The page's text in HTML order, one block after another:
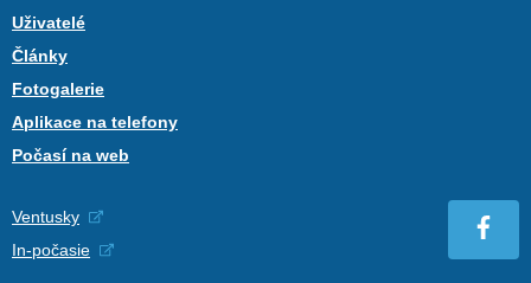
Uživatelé
Články
Fotogalerie
Aplikace na telefony
Počasí na web
Ventusky
In-počasie